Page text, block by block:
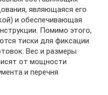
являющаяся его
и обеспечивающая
Помимо этого,
тиски для фиксации
Вес и размеры
от мощности
и перечня